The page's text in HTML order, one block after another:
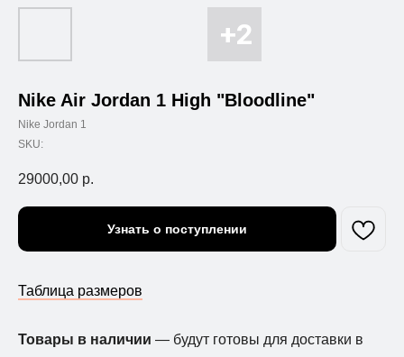
Nike Air Jordan 1 High "Bloodline"
Nike Jordan 1
SKU:
29000,00 р.
Узнать о поступлении
Таблица размеров
Товары в наличии — будут готовы для доставки в